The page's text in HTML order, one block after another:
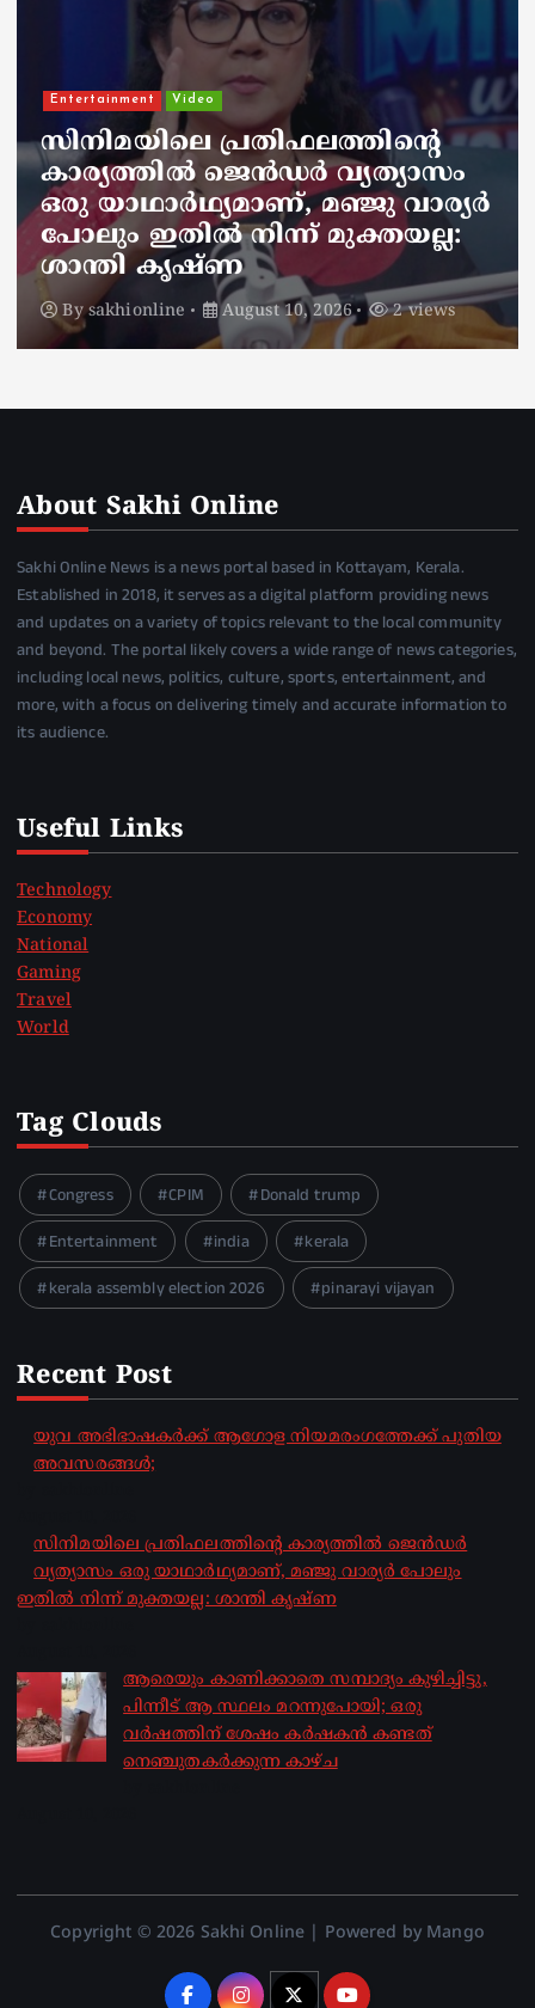
ആരെയും കാണിക്കാതെ
സമ്പാദ്യം കുഴിച്ചിട്ടു, പിന്നീട് ആ
സ്ഥലം മറന്നുപോയി; ഒരു
വര്‍ഷത്തിന് ശേഷം കര്‍ഷകന്‍
കണ്ടത് നെഞ്ചുതകര്‍ക്കുന്ന
കാഴ്ച
Bysakhionline August 10, 2026 2 views
About Sakhi Online
Sakhi Online News is a news portal based in Kottayam, Kerala.
Established in 2018, it serves as a digital platform providing news
and updates on a variety of topics relevant to the local community
and beyond. The portal likely covers a wide range of news categories,
including local news, politics, culture, sports, entertainment, and
more, with a focus on delivering timely and accurate information to
its audience.
Useful Links
Technology
Economy
National
Gaming
Travel
World
Tag Clouds
Congress CPIM
Donald trump
Entertainment
india
kerala
kerala assembly election 2026
pinarayi vijayan
Recent Post
യുവ അഭിഭാഷകർക്ക് ആഗോള
നിയമരംഗത്തേക്ക് പുതിയ അവസരങ്ങൾ;
സിനിമയിലെ പ്രതിഫലത്തിന്റെ കാര്യത്തില്‍
ജെന്‍ഡര്‍ വ്യത്യാസം ഒരു യാഥാര്‍ഥ്യമാണ്, മഞ്ജു
വാര്യര്‍ പോലും ഇതില്‍ നിന്ന് മുക്തയല്ല: ശാന്തി
August 10, 2026
ആരെയും കാണിക്കാതെ സമ്പാദ്യം കുഴിച്ചിട്ടു,
പിന്നീട് ആ സ്ഥലം മറന്നുപോയി; ഒരു
വര്‍ഷത്തിന് ശേഷം കര്‍ഷകന്‍ കണ്ടത്
Copyright © 2026 Sakhi Online | Powered by Mango